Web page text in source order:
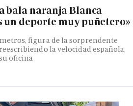
bala naranja Blanca
un deporte muy puñetero»
figura de la sorprendente
la velocidad española,
oficina